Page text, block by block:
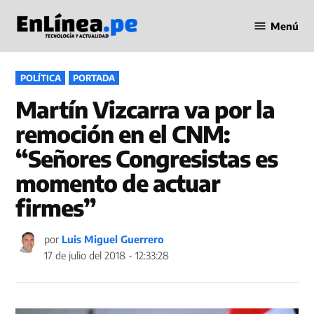
contenido
en Línea
Menú
PUBLICADO
EN
POLÍTICA PORTADA
Martín Vizcarra va por la
remoción en el CNM:
“Señores Congresistas es
momento de actuar
firmes”
por Luis Miguel Guerrero
17 de julio del 2018 - 12:33:28